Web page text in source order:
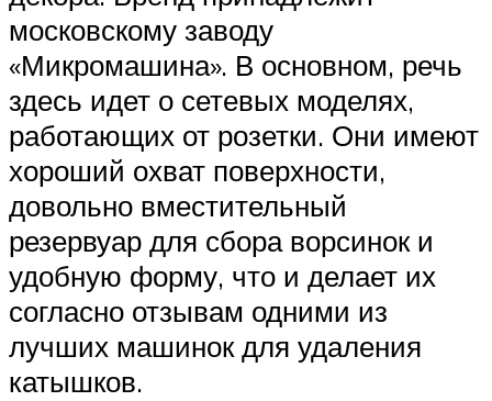
московскому заводу
«Микромашина». В основном, речь
здесь идет о сетевых моделях,
работающих от розетки. Они имеют
хороший охват поверхности,
довольно вместительный
резервуар для сбора ворсинок и
удобную форму, что и делает их
согласно отзывам одними из
лучших машинок для удаления
катышков.